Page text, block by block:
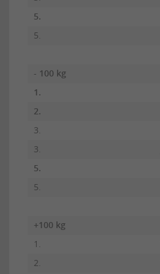
5.
5.
- 100 kg
1.
2.
3.
3.
5.
5.
+100 kg
1.
2.